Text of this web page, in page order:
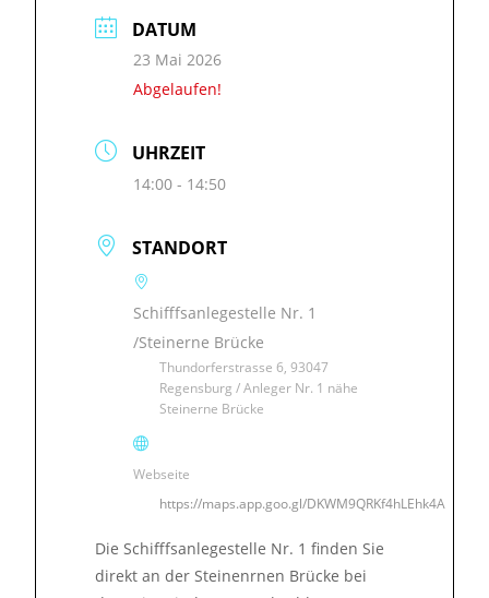
DATUM
23 Mai 2026
Abgelaufen!
UHRZEIT
14:00 - 14:50
STANDORT
Schifffsanlegestelle Nr. 1
/Steinerne Brücke
Thundorferstrasse 6, 93047
Regensburg / Anleger Nr. 1 nähe
Steinerne Brücke
Webseite
https://maps.app.goo.gl/DKWM9QRKf4hLEhk4A
Die Schifffsanlegestelle Nr. 1 finden Sie
direkt an der Steinenrnen Brücke bei